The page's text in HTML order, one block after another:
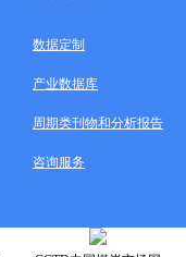
数据定制
产业数据库
周期类刊物和分析报告
咨询服务